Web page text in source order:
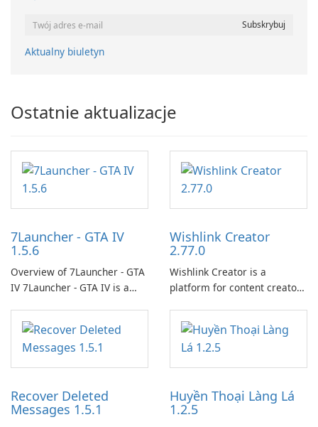
Aktualny biuletyn
Ostatnie aktualizacje
7Launcher - GTA IV
1.5.6
Overview of 7Launcher - GTA
IV 7Launcher - GTA IV is a
application designed to
optimize the gaming
experience for Grand Theft
Auto IV.
Wishlink Creator
2.77.0
Wishlink Creator is a
platform for content creators
work through built-in brand
partnerships and integrated
tools for content distribution
and audience engagement.
Recover Deleted
Messages 1.5.1
Huyền Thoại Làng Lá
1.2.5